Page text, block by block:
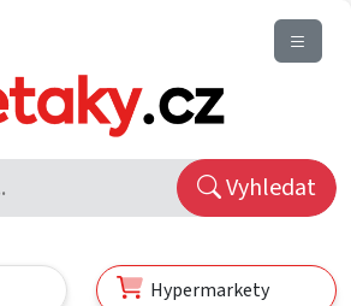
Vyhledat
Hypermarkety